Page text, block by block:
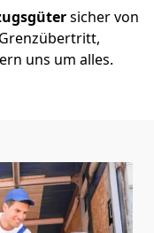
sicher von
uns um alles.